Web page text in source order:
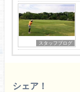
スタッフブログ
シェア！